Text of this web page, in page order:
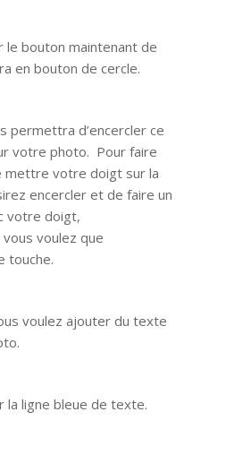
le bouton maintenant de
en bouton de cercle.
permettra d’encercler ce
votre photo. Pour faire
mettre votre doigt sur la
encercler et de faire un
votre doigt,
voulez que
touche.
voulez ajouter du texte
la ligne bleue de texte.